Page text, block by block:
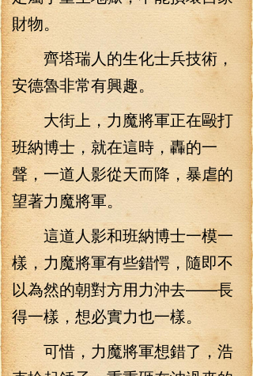
財物。
齊塔瑞人的生化士兵技術，
安德魯非常有興趣。
大街上，力魔將軍正在毆打
班納博士，就在這時，轟的一
聲，一道人影從天而降，暴虐的
望著力魔將軍。
這道人影和班納博士一模一
樣，力魔將軍有些錯愕，隨即不
以為然的朝對方用力沖去——長
得一樣，想必實力也一樣。
可惜，力魔將軍想錯了，浩